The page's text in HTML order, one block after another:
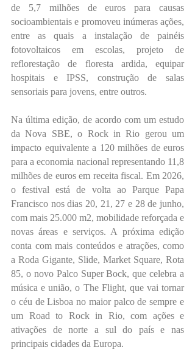
de 5,7 milhões de euros para causas
socioambientais e promoveu inúmeras ações,
entre as quais a instalação de painéis
fotovoltaicos em escolas, projeto de
reflorestação de floresta ardida, equipar
hospitais e IPSS, construção de salas
sensoriais para jovens, entre outros.
Na última edição, de acordo com um estudo
da Nova SBE, o Rock in Rio gerou um
impacto equivalente a 120 milhões de euros
para a economia nacional representando 11,8
milhões de euros em receita fiscal. Em 2026,
o festival está de volta ao Parque Papa
Francisco nos dias 20, 21, 27 e 28 de junho,
com mais 25.000 m2, mobilidade reforçada e
novas áreas e serviços. A próxima edição
conta com mais conteúdos e atrações, como
a Roda Gigante, Slide, Market Square, Rota
85, o novo Palco Super Bock, que celebra a
música e união, o The Flight, que vai tornar
o céu de Lisboa no maior palco de sempre e
um Road to Rock in Rio, com ações e
ativações de norte a sul do país e nas
principais cidades da Europa.